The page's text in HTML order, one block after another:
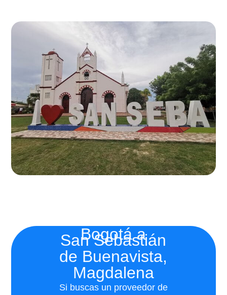
Bogotá a
San Sebastián
de Buenavista,
Magdalena
Si buscas un proveedor de